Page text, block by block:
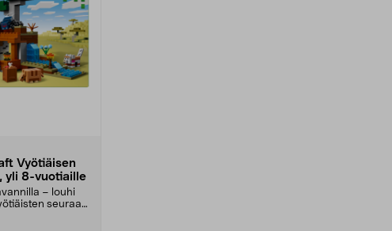
Vyötiäisen
yli 8-vuotiaille
– louhi
seuraan.